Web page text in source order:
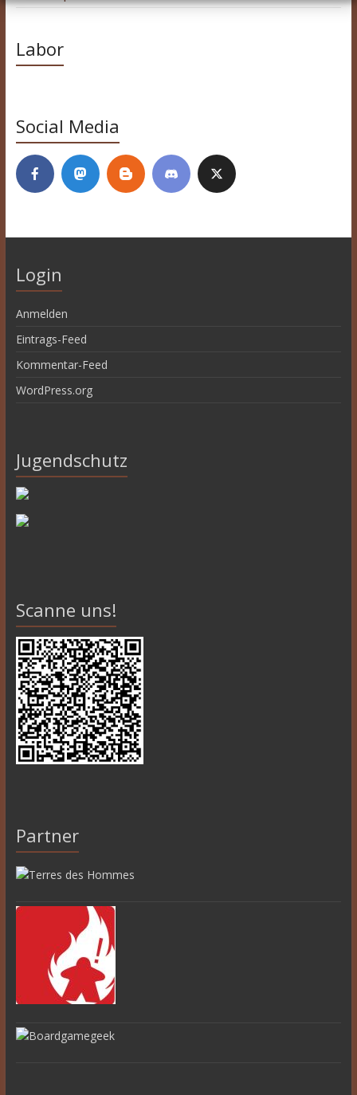
Labor
Social Media
Login
Anmelden
Eintrags-Feed
Kommentar-Feed
WordPress.org
Jugendschutz
Scanne uns!
Partner